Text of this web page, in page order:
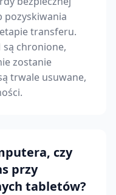
pozyskiwania
transferu.
są chronione,
zostanie
trwale usuwane,
czy
przy
tabletów?